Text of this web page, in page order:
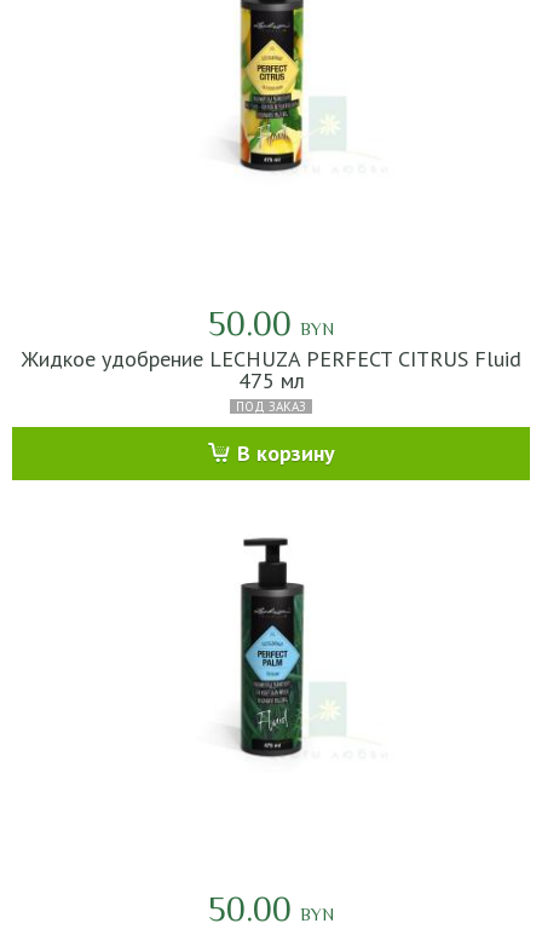
50.00 BYN
Жидкое удобрение LECHUZA PERFECT CITRUS Fluid
475 мл
ПОД ЗАКАЗ
В корзину
50.00 BYN